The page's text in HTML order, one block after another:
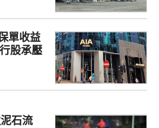
單收益
股承壓
泥石流